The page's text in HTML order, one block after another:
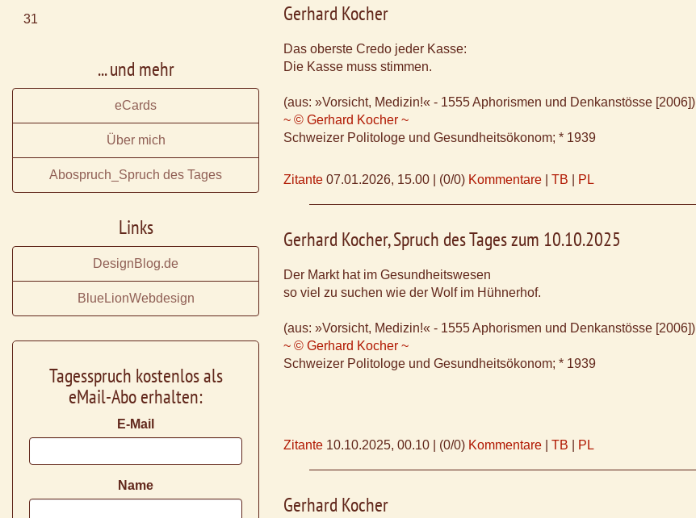
Gerhard Kocher
Das oberste Credo jeder Kasse:
Die Kasse muss stimmen.
(aus: »Vorsicht, Medizin!« - 1555 Aphorismen und Denkanstösse [2006])
~ © Gerhard Kocher ~
Schweizer Politologe und Gesundheitsökonom; * 1939
Zitante 07.01.2026, 15.00 (0/0) Kommentare TB PL
Gerhard Kocher, Spruch des Tages zum 10.10.2025
Der Markt hat im Gesundheitswesen
so viel zu suchen wie der Wolf im Hühnerhof.
(aus: »Vorsicht, Medizin!« - 1555 Aphorismen und Denkanstösse [2006])
~ © Gerhard Kocher ~
Schweizer Politologe und Gesundheitsökonom; * 1939
Zitante 10.10.2025, 00.10 (0/0) Kommentare TB PL
Gerhard Kocher
31
... und mehr
eCards
Über mich
Abospruch_Spruch des Tages
Links
DesignBlog.de
BlueLionWebdesign
Tagesspruch kostenlos als
eMail-Abo erhalten:
E-Mail
Name